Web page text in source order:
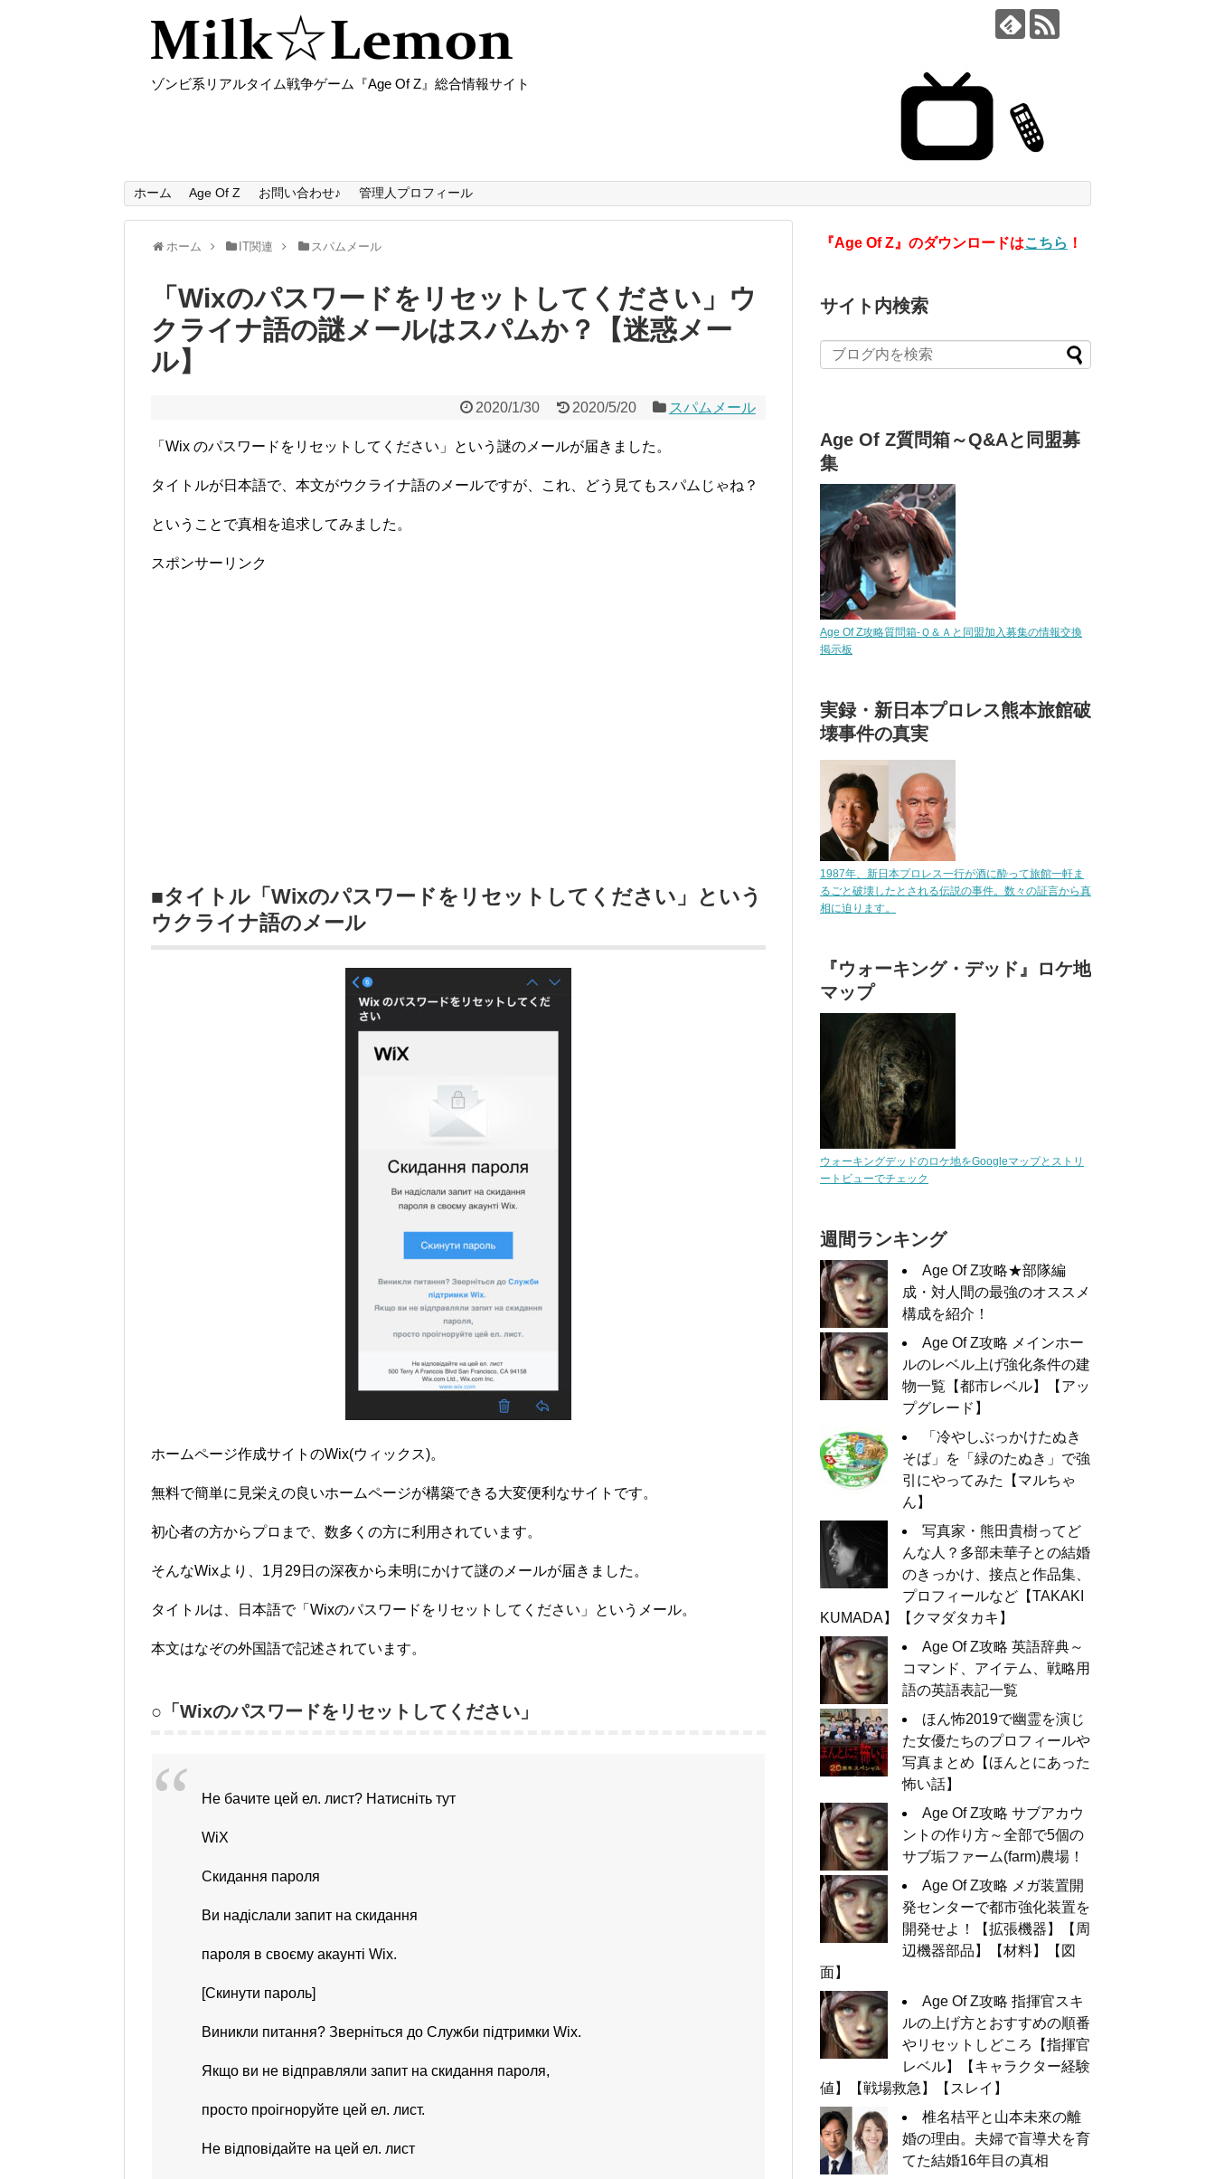
ゾンビ系リアルタイム戦争ゲーム『Age Of Z』総合情報サイト
ホーム Age Of Z お問い合わせ♪ 管理人プロフィール
ホーム IT関連 スパムメール
「Wixのパスワードをリセットしてください」ウ
クライナ語の謎メールはスパムか？【迷惑メー
ル】
2020/1/30 2020/5/20 スパムメール
「Wix のパスワードをリセットしてください」という謎のメールが届きました。
タイトルが日本語で、本文がウクライナ語のメールですが、これ、どう見てもスパムじゃね？
ということで真相を追求してみました。
スポンサーリンク
■タイトル「Wixのパスワードをリセットしてください」という
ウクライナ語のメール
ホームページ作成サイトのWix(ウィックス)。
無料で簡単に見栄えの良いホームページが構築できる大変便利なサイトです。
初心者の方からプロまで、数多くの方に利用されています。
そんなWixより、1月29日の深夜から未明にかけて謎のメールが届きました。
タイトルは、日本語で「Wixのパスワードをリセットしてください」というメール。
本文はなぞの外国語で記述されています。
○「Wixのパスワードをリセットしてください」
Не бачите цей ел. лист? Натисніть тут
WiX
Скидання пароля
Ви надіслали запит на скидання
пароля в своєму акаунті Wix.
[Скинути пароль]
Виникли питання? Зверніться до Служби підтримки Wix.
Якщо ви не відправляли запит на скидання пароля,
просто проігноруйте цей ел. лист.
Не відповідайте на цей ел. лист
『Age Of Z』のダウンロードはこちら ！
サイト内検索
Age Of Z質問箱～Q&Aと同盟募
集
Age Of Z攻略質問箱-Ｑ＆Ａと同盟加入募集の情報交換
掲示板
実録・新日本プロレス熊本旅館破
壊事件の真実
1987年、新日本プロレス一行が酒に酔って旅館一軒ま
るごと破壊したとされる伝説の事件。数々の証言から真
相に迫ります。
『ウォーキング・デッド』ロケ地
マップ
ウォーキングデッドのロケ地をGoogleマップとストリ
ートビューでチェック
週間ランキング
Age Of Z攻略★部隊編
成・対人間の最強のオススメ
構成を紹介！
Age Of Z攻略 メインホー
ルのレベル上げ強化条件の建
物一覧【都市レベル】【アッ
プグレード】
「冷やしぶっかけたぬき
そば」を「緑のたぬき」で強
引にやってみた【マルちゃ
ん】
写真家・熊田貴樹ってど
んな人？多部未華子との結婚
のきっかけ、接点と作品集、
プロフィールなど【TAKAKI
KUMADA】【クマダタカキ】
Age Of Z攻略 英語辞典～
コマンド、アイテム、戦略用
語の英語表記一覧
ほん怖2019で幽霊を演じ
た女優たちのプロフィールや
写真まとめ【ほんとにあった
怖い話】
Age Of Z攻略 サブアカウ
ントの作り方～全部で5個の
サブ垢ファーム(farm)農場！
Age Of Z攻略 メガ装置開
発センターで都市強化装置を
開発せよ！【拡張機器】【周
辺機器部品】【材料】【図
面】
Age Of Z攻略 指揮官スキ
ルの上げ方とおすすめの順番
やリセットしどころ【指揮官
レベル】【キャラクター経験
値】【戦場救急】【スレイ】
椎名桔平と山本未來の離
婚の理由。夫婦で盲導犬を育
てた結婚16年目の真相